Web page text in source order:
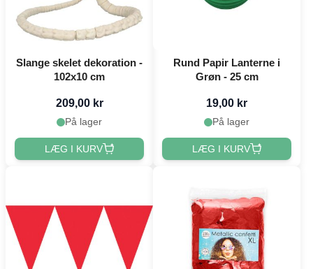
Slange skelet dekoration -
102x10 cm
209,00 kr
På lager
LÆG I KURV
Rund Papir Lanterne i
Grøn - 25 cm
19,00 kr
På lager
LÆG I KURV